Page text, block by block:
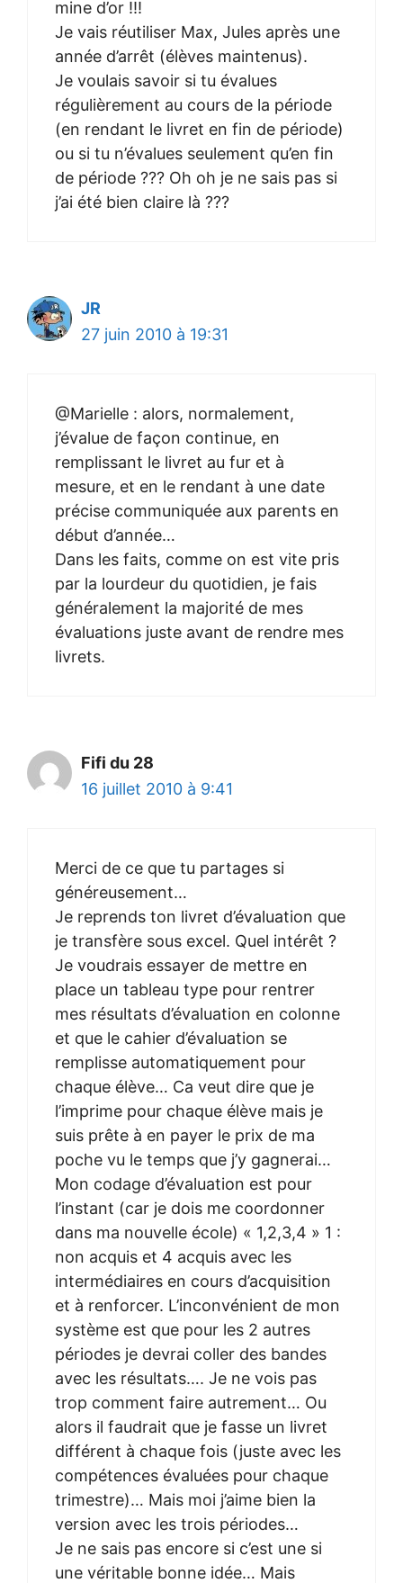
mine d’or !!!
Je vais réutiliser Max, Jules après une
année d’arrêt (élèves maintenus).
Je voulais savoir si tu évalues
régulièrement au cours de la période
(en rendant le livret en fin de période)
ou si tu n’évalues seulement qu’en fin
de période ??? Oh oh je ne sais pas si
j’ai été bien claire là ???
JR
27 juin 2010 à 19:31
@Marielle : alors, normalement,
j’évalue de façon continue, en
remplissant le livret au fur et à
mesure, et en le rendant à une date
précise communiquée aux parents en
début d’année…
Dans les faits, comme on est vite pris
par la lourdeur du quotidien, je fais
généralement la majorité de mes
évaluations juste avant de rendre mes
livrets.
Fifi du 28
16 juillet 2010 à 9:41
Merci de ce que tu partages si
généreusement…
Je reprends ton livret d’évaluation que
je transfère sous excel. Quel intérêt ?
Je voudrais essayer de mettre en
place un tableau type pour rentrer
mes résultats d’évaluation en colonne
et que le cahier d’évaluation se
remplisse automatiquement pour
chaque élève… Ca veut dire que je
l’imprime pour chaque élève mais je
suis prête à en payer le prix de ma
poche vu le temps que j’y gagnerai…
Mon codage d’évaluation est pour
l’instant (car je dois me coordonner
dans ma nouvelle école) « 1,2,3,4 » 1 :
non acquis et 4 acquis avec les
intermédiaires en cours d’acquisition
et à renforcer. L’inconvénient de mon
système est que pour les 2 autres
périodes je devrai coller des bandes
avec les résultats…. Je ne vois pas
trop comment faire autrement… Ou
alors il faudrait que je fasse un livret
différent à chaque fois (juste avec les
compétences évaluées pour chaque
trimestre)… Mais moi j’aime bien la
version avec les trois périodes…
Je ne sais pas encore si c’est une si
une véritable bonne idée… Mais